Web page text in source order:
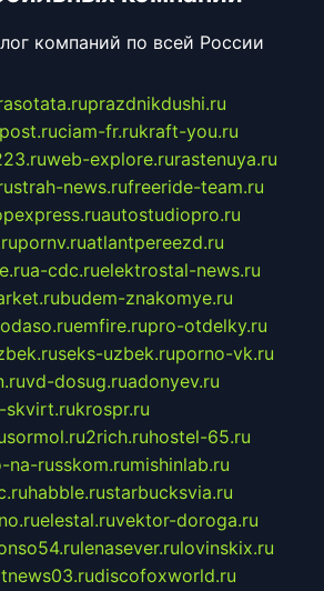
компаний по всей России
prazdnikdushi.ru
ciam-fr.rukraft-you.ru
web-explore.rurastenuya.ru
strah-news.rufreeride-team.ru
autostudiopro.ru
pornv.ruatlantpereezd.ru
a-cdc.ruelektrostal-news.ru
budem-znakomye.ru
emfire.rupro-otdelky.ru
seks-uzbek.ruporno-vk.ru
vd-dosug.ruadonyev.ru
skvirt.rukrospr.ru
sormol.ru2rich.ruhostel-65.ru
na-russkom.rumishinlab.ru
habble.rustarbucksvia.ru
elestal.ruvektor-doroga.ru
lenasever.rulovinskix.ru
discofoxworld.ru